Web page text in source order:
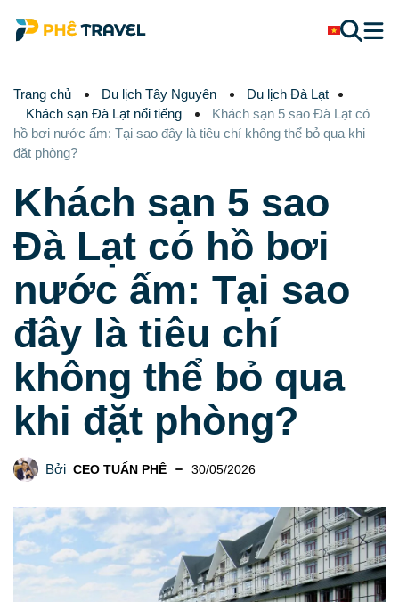
Trang chủ Du lịch Tây Nguyên
Du lịch Đà Lạt
Khách sạn Đà Lạt nổi tiếng
Khách sạn 5 sao Đà Lạt có
hồ bơi nước ấm: Tại sao đây là tiêu chí không thể bỏ qua khi
đặt phòng?
Khách sạn 5 sao
Đà Lạt có hồ bơi
nước ấm: Tại sao
đây là tiêu chí
không thể bỏ qua
khi đặt phòng?
Bởi CEO TUẤN PHÊ 30/05/2026